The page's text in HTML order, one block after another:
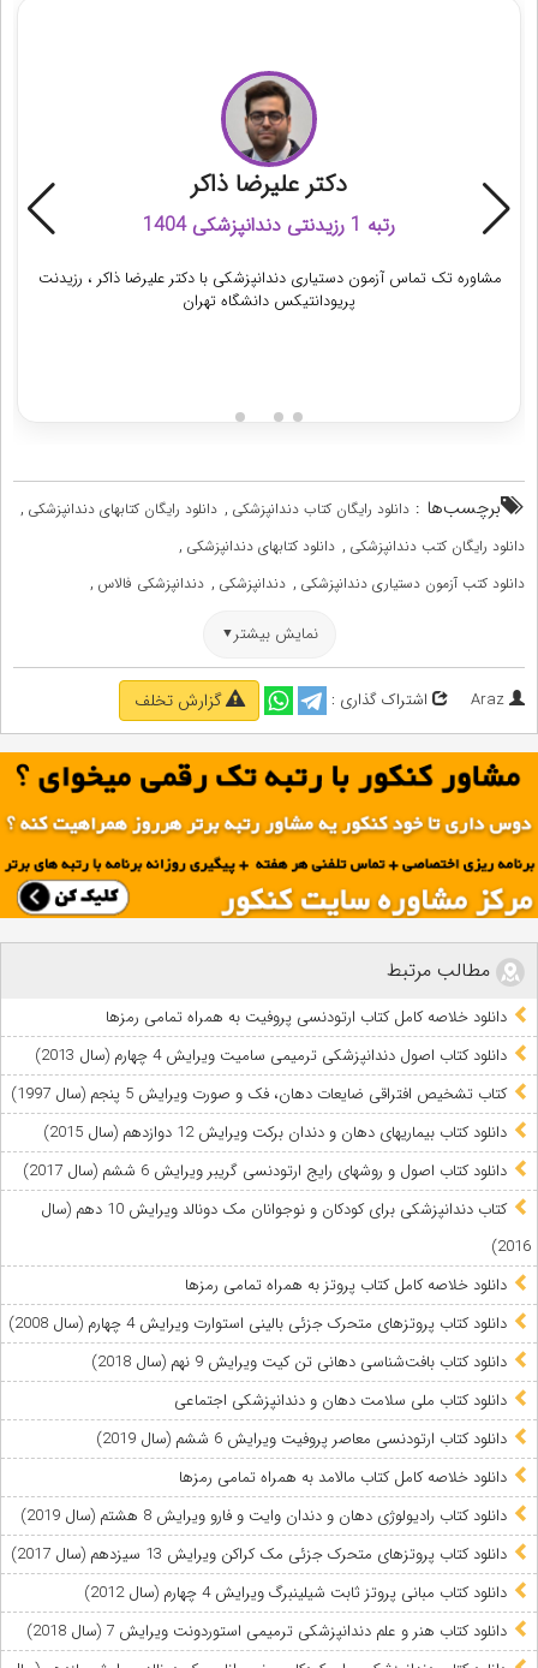
دکتر علیرضا ذاکر
رتبه 1 رزیدنتی دندانپزشکی 1404
مشاوره تک تماس آزمون دستیاری دندانپزشکی با دکتر علیرضا ذاکر ، رزیدنت
پریودانتیکس دانشگاه تهران
برچسب‌ها : دانلود رایگان کتاب دندانپزشکی , دانلود رایگان کتابهای دندانپزشکی ,
دانلود رایگان کتب دندانپزشکی , دانلود کتابهای دندانپزشکی ,
دانلود کتب آزمون دستیاری دندانپزشکی , دندانپزشکی , دندانپزشکی فالاس ,
کتاب تدابیر دندانپزشکی فالاس ویرایش سال 2023 , کتابهای دندانپزشکی
کتب دندانپزشکی, منابع آزمون دستیاری دندانپزشکی
نمایش بیشتر
Araz اشتراک گذاری : گزارش تخلف
مطالب مرتبط
دانلود خلاصه کامل کتاب ارتودنسی پروفیت به همراه تمامی رمزها
دانلود کتاب اصول دندانپزشکی ترمیمی سامیت ویرایش 4 چهارم (سال 2013)
کتاب تشخیص افتراقی ضایعات دهان، فک و صورت ویرایش 5 پنجم (سال 1997)
دانلود کتاب بیماریهای دهان و دندان برکت ویرایش 12 دوازدهم (سال 2015)
دانلود کتاب اصول و روشهای رایج ارتودنسی گریبر ویرایش 6 ششم (سال 2017)
کتاب دندانپزشکی برای کودکان و نوجوانان مک دونالد ویرایش 10 دهم (سال
2016)
دانلود خلاصه کامل کتاب پروتز به همراه تمامی رمزها
دانلود کتاب پروتزهای متحرک جزئی بالینی استوارت ویرایش 4 چهارم (سال 2008)
دانلود کتاب بافت‌شناسی دهانی تن کیت ویرایش 9 نهم (سال 2018)
دانلود کتاب ملی سلامت دهان و دندانپزشکی اجتماعی
دانلود کتاب ارتودنسی معاصر پروفیت ویرایش 6 ششم (سال 2019)
دانلود خلاصه کامل کتاب مالامد به همراه تمامی رمزها
دانلود کتاب رادیولوژی دهان و دندان وایت و فارو ویرایش 8 هشتم (سال 2019)
دانلود کتاب پروتزهای متحرک جزئی مک کراکن ویرایش 13 سیزدهم (سال 2017)
دانلود کتاب مبانی پروتز ثابت شیلینبرگ ویرایش 4 چهارم (سال 2012)
دانلود کتاب هنر و علم دندانپزشکی ترمیمی استوردونت ویرایش 7 (سال 2018)